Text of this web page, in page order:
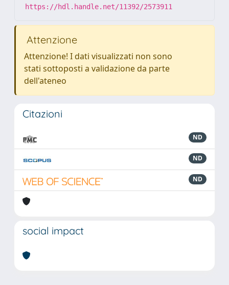
https://hdl.handle.net/11392/2573911
Attenzione
Attenzione! I dati visualizzati non sono
stati sottoposti a validazione da parte
dell'ateneo
Citazioni
ND
ND
ND
social impact